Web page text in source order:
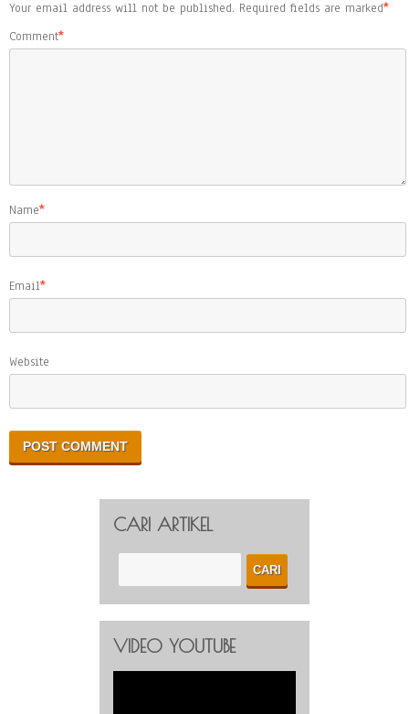
Your email address will not be published. Required fields are marked*
Comment*
Name*
Email*
Website
CARI ARTIKEL
VIDEO YOUTUBE